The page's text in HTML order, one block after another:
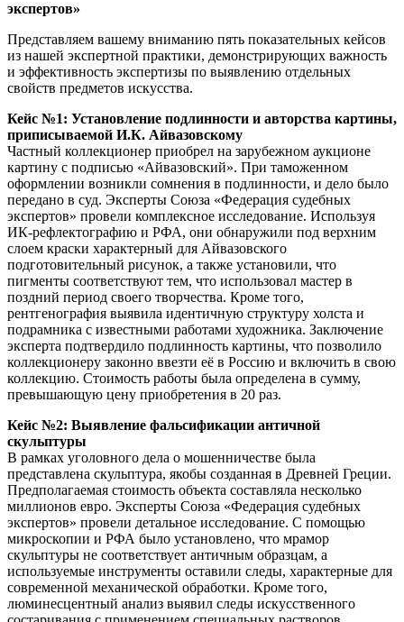
экспертов»
Представляем вашему вниманию пять показательных кейсов
из нашей экспертной практики, демонстрирующих важность
и эффективность экспертизы по выявлению отдельных
свойств предметов искусства.
Кейс №1: Установление подлинности и авторства картины,
приписываемой И.К. Айвазовскому
Частный коллекционер приобрел на зарубежном аукционе
картину с подписью «Айвазовский». При таможенном
оформлении возникли сомнения в подлинности, и дело было
передано в суд. Эксперты Союза «Федерация судебных
экспертов» провели комплексное исследование. Используя
ИК-рефлектографию и РФА, они обнаружили под верхним
слоем краски характерный для Айвазовского
подготовительный рисунок, а также установили, что
пигменты соответствуют тем, что использовал мастер в
поздний период своего творчества. Кроме того,
рентгенография выявила идентичную структуру холста и
подрамника с известными работами художника. Заключение
эксперта подтвердило подлинность картины, что позволило
коллекционеру законно ввезти её в Россию и включить в свою
коллекцию. Стоимость работы была определена в сумму,
превышающую цену приобретения в 20 раз.
Кейс №2: Выявление фальсификации античной
скульптуры
В рамках уголовного дела о мошенничестве была
представлена скульптура, якобы созданная в Древней Греции.
Предполагаемая стоимость объекта составляла несколько
миллионов евро. Эксперты Союза «Федерация судебных
экспертов» провели детальное исследование. С помощью
микроскопии и РФА было установлено, что мрамор
скульптуры не соответствует античным образцам, а
используемые инструменты оставили следы, характерные для
современной механической обработки. Кроме того,
люминесцентный анализ выявил следы искусственного